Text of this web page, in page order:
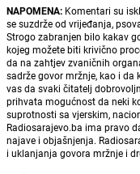
NAPOMENA: Komentari su
se suzdrže od vrijeđanja,
Strogo zabranjen bilo kakav
kojeg možete biti krivično
da na zahtjev zvaničnih
sadrže govor mržnje, kao i
vas da svaki čitatelj
prihvata mogućnost da neki
suprotnosti sa vjerskim,
Radiosarajevo.ba ima pravo
najave i objašnjenja.
i uklanjanja govora mržnje i